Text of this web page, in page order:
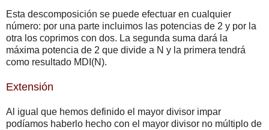
Esta descomposición se puede efectuar en cualquier
número: por una parte incluimos las potencias de 2 y por la
otra los coprimos con dos. La segunda suma dará la
máxima potencia de 2 que divide a N y la primera tendrá
como resultado MDI(N).
Extensión
Al igual que hemos definido el mayor divisor impar
podíamos haberlo hecho con el mayor divisor no múltiplo de